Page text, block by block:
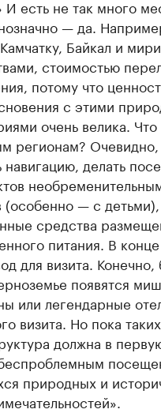
И есть не так много
— да.
Байкал и
стоимостью
потому что
с этими
очень велика.
регионам?
навигацию, делать
(особенно — с
средства
питания. В
для визита. Конечно,
появятся
или легендарные
визита. Но пока
должна в
природных и